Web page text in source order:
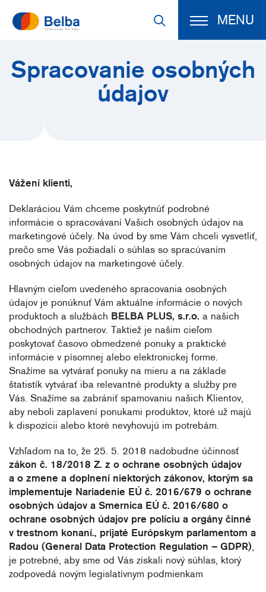
MENU
Spracovanie osobných
údajov
Vážení klienti,
Deklaráciou Vám chceme poskytnúť podrobné
informácie o spracovávaní Vašich osobných údajov na
marketingové účely. Na úvod by sme Vám chceli vysvetliť,
prečo sme Vás požiadali o súhlas so spracúvaním
osobných údajov na marketingové účely.
Hlavným cieľom uvedeného spracovania osobných
údajov je ponúknuť Vám aktuálne informácie o nových
produktoch a službách BELBA PLUS, s.r.o. a našich
obchodných partnerov. Taktiež je našim cieľom
poskytovať časovo obmedzené ponuky a praktické
informácie v písomnej alebo elektronickej forme.
Snažíme sa vytvárať ponuky na mieru a na základe
štatistík vytvárať iba relevantné produkty a služby pre
Vás. Snažíme sa zabrániť spamovaniu našich Klientov,
aby neboli zaplavení ponukami produktov, ktoré už majú
k dispozícii alebo ktoré nevyhovujú im potrebám.
Vzhľadom na to, že 25. 5. 2018 nadobudne účinnosť
zákon č. 18/2018 Z. z o ochrane osobných údajov
a o zmene a doplnení niektorých zákonov, ktorým sa
implementuje Nariadenie EÚ č. 2016/679 o ochrane
osobných údajov a Smernica EÚ č. 2016/680 o
ochrane osobných údajov pre políciu a orgány činné
v trestnom konaní., prijaté Európskym parlamentom a
Radou (General Data Protection Regulation – GDPR),
je potrebné, aby sme od Vás získali nový súhlas, ktorý
zodpovedá novým legislatívnym podmienkam